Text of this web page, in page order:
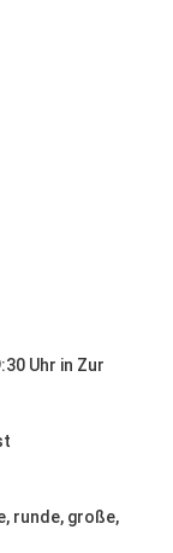
Uhr in Zur
runde, große,